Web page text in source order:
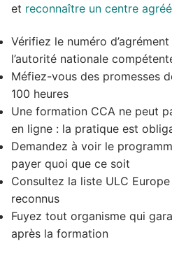
et reconnaître un centre
Vérifiez le numéro
l’autorité nationale
Méfiez-vous des promesses
100 heures
Une formation CCA ne peut
en ligne : la pratique est
Demandez à voir le
payer quoi que ce soit
Consultez la liste ULC
reconnus
Fuyez tout organisme qui
après la formation